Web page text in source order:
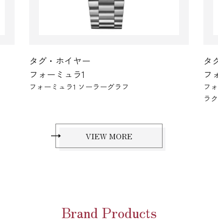
タグ・ホイヤー
フォーミュラ1
フォーミュラ1 キャリバー16 クロノグラフ × オ
タ
フ
フ
VIEW MORE
Brand Products